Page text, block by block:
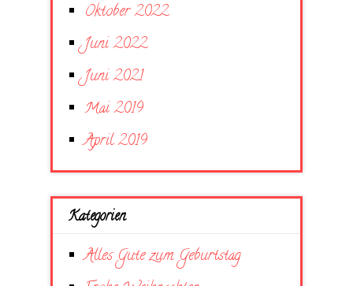
Oktober 2022
Juni 2022
Juni 2021
Mai 2019
April 2019
Kategorien
Alles Gute zum Geburtstag